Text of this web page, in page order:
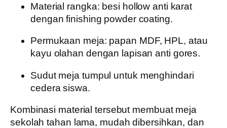
Material rangka: besi hollow anti karat
dengan finishing powder coating.
Permukaan meja: papan MDF, HPL, atau
kayu olahan dengan lapisan anti gores.
Sudut meja tumpul untuk menghindari
cedera siswa.
Kombinasi material tersebut membuat meja
sekolah tahan lama, mudah dibersihkan, dan